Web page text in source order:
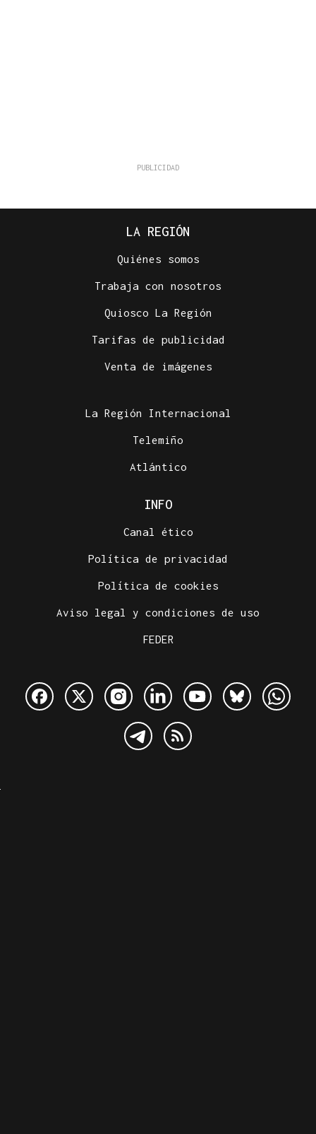
LA REGIÓN
Quiénes somos
Trabaja con nosotros
Quiosco La Región
Tarifas de publicidad
Venta de imágenes
La Región Internacional
Telemiño
Atlántico
INFO
Canal ético
Política de privacidad
Política de cookies
Aviso legal y condiciones de uso
FEDER